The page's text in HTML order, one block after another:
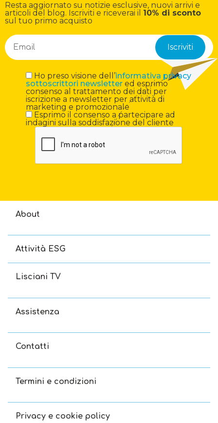
Resta aggiornato su notizie esclusive, nuovi arrivi e
articoli del blog. Iscriviti e riceverai il 10% di sconto
sul tuo primo acquisto
Ho preso visione dell’informativa privacy
sottoscrittori newslettered esprimo
consenso al trattamento dei dati per
iscrizione a newsletter per attività di
marketing e promozionale
Esprimo il consenso a partecipare ad
indagini sulla soddisfazione del cliente
About
Attività ESG
Lisciani TV
Assistenza
Contatti
Termini e condizioni
Privacy e cookie policy